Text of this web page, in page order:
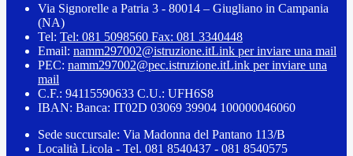
Via Signorelle a Patria 3 - 80014 – Giugliano in Campania
(NA)
Tel: Tel: 081 5098560 Fax: 081 3340448
Email: namm297002@istruzione.itLink per inviare una mail
PEC: namm297002@pec.istruzione.itLink per inviare una
mail
C.F.: 94115590633 C.U.: UFH6S8
IBAN: Banca: IT02D 03069 39904 100000046060
Sede succursale: Via Madonna del Pantano 113/B
Località Licola - Tel. 081 8540437 - 081 8540575